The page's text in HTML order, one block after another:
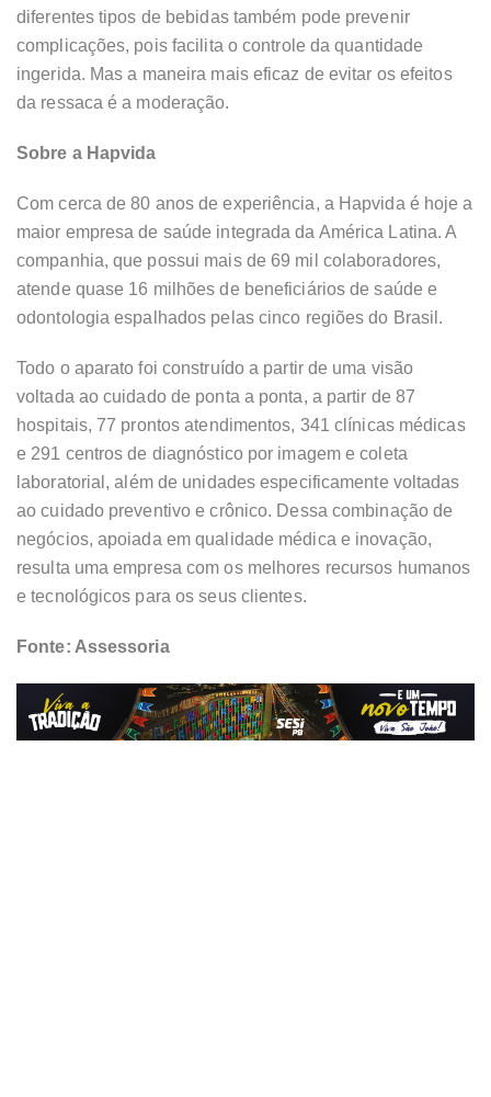
diferentes tipos de bebidas também pode prevenir
complicações, pois facilita o controle da quantidade
ingerida. Mas a maneira mais eficaz de evitar os efeitos
da ressaca é a moderação.
Sobre a Hapvida
Com cerca de 80 anos de experiência, a Hapvida é hoje a
maior empresa de saúde integrada da América Latina. A
companhia, que possui mais de 69 mil colaboradores,
atende quase 16 milhões de beneficiários de saúde e
odontologia espalhados pelas cinco regiões do Brasil.
Todo o aparato foi construído a partir de uma visão
voltada ao cuidado de ponta a ponta, a partir de 87
hospitais, 77 prontos atendimentos, 341 clínicas médicas
e 291 centros de diagnóstico por imagem e coleta
laboratorial, além de unidades especificamente voltadas
ao cuidado preventivo e crônico. Dessa combinação de
negócios, apoiada em qualidade médica e inovação,
resulta uma empresa com os melhores recursos humanos
e tecnológicos para os seus clientes.
Fonte: Assessoria